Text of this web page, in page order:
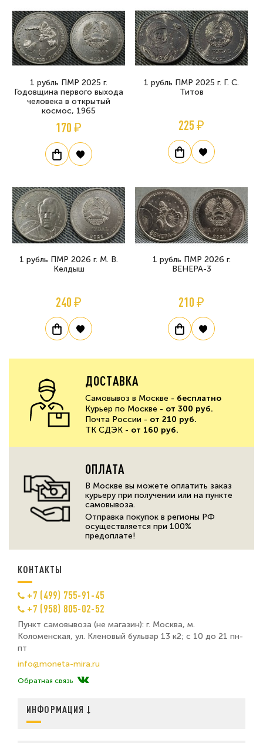
1 рубль ПМР 2025 г.
Годовщина первого выхода
человека в открытый
космос, 1965
170 ₽
1 рубль ПМР 2025 г. Г. С.
Титов
225 ₽
1 рубль ПМР 2026 г. М. В.
Келдыш
240 ₽
1 рубль ПМР 2026 г.
ВЕНЕРА-3
210 ₽
ДОСТАВКА
Самовывоз в Москве - бесплатно
Курьер по Москве - от 300 руб.
Почта России - от 210 руб.
ТК СДЭК - от 160 руб.
ОПЛАТА
В Москве вы можете оплатить заказ
курьеру при получении или на пункте
самовывоза.
Отправка покупок в регионы РФ
осуществляется при 100%
предоплате!
КОНТАКТЫ
+7 (499) 755-91-45
+7 (958) 805-02-52
Пункт самовывоза (не магазин): г. Москва, м.
Коломенская, ул. Кленовый бульвар 13 к2; с 10 до 21 пн-
пт
info@moneta-mira.ru
Обратная связь
ИНФОРМАЦИЯ